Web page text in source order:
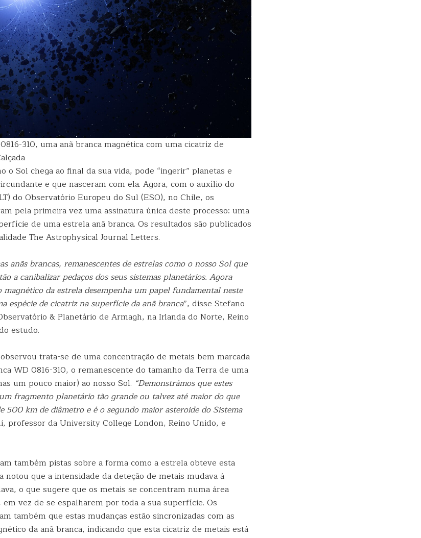
310, uma anã branca magnética com uma cicatriz de
o Sol chega ao final da sua vida, pode “ingerir” planetas e
e que nasceram com ela. Agora, com o auxílio do
do Observatório Europeu do Sul (ESO), no Chile, os
pela primeira vez uma assinatura única deste processo: uma
de uma estrela anã branca. Os resultados são publicados
The Astrophysical Journal Letters.
anãs brancas, remanescentes de estrelas como o nosso Sol que
a canibalizar pedaços dos seus sistemas planetários. Agora
magnético da estrela desempenha um papel fundamental neste
espécie de cicatriz na superfície da anã branca”, disse Stefano
& Planetário de Armagh, na Irlanda do Norte, Reino
estudo.
trata-se de uma concentração de metais bem marcada
WD 0816-310, o remanescente do tamanho da Terra de uma
um pouco maior) ao nosso Sol. “Demonstrámos que estes
fragmento planetário tão grande ou talvez até maior do que
500 km de diâmetro e é o segundo maior asteroide do Sistema
professor da University College London, Reino Unido, e
também pistas sobre a forma como a estrela obteve esta
notou que a intensidade da deteção de metais mudava à
o que sugere que os metais se concentram numa área
em vez de se espalharem por toda a sua superfície. Os
também que estas mudanças estão sincronizadas com as
da anã branca, indicando que esta cicatriz de metais está